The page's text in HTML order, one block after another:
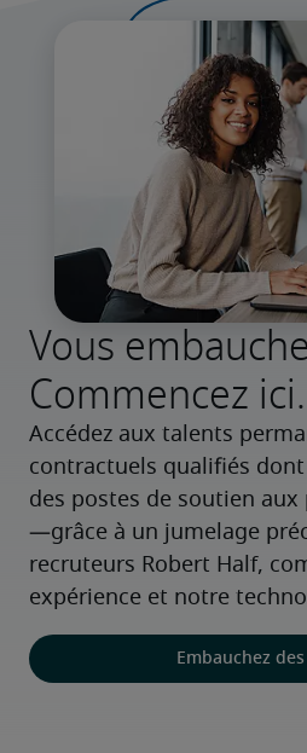
Vous
Commencez ici.
Accédez aux talents
contractuels qualifiés
des postes de soutien
—grâce à un jumelage
recruteurs Robert Half,
expérience et notre
Embauchez